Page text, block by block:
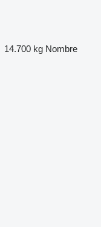
14.700 kg Nombre